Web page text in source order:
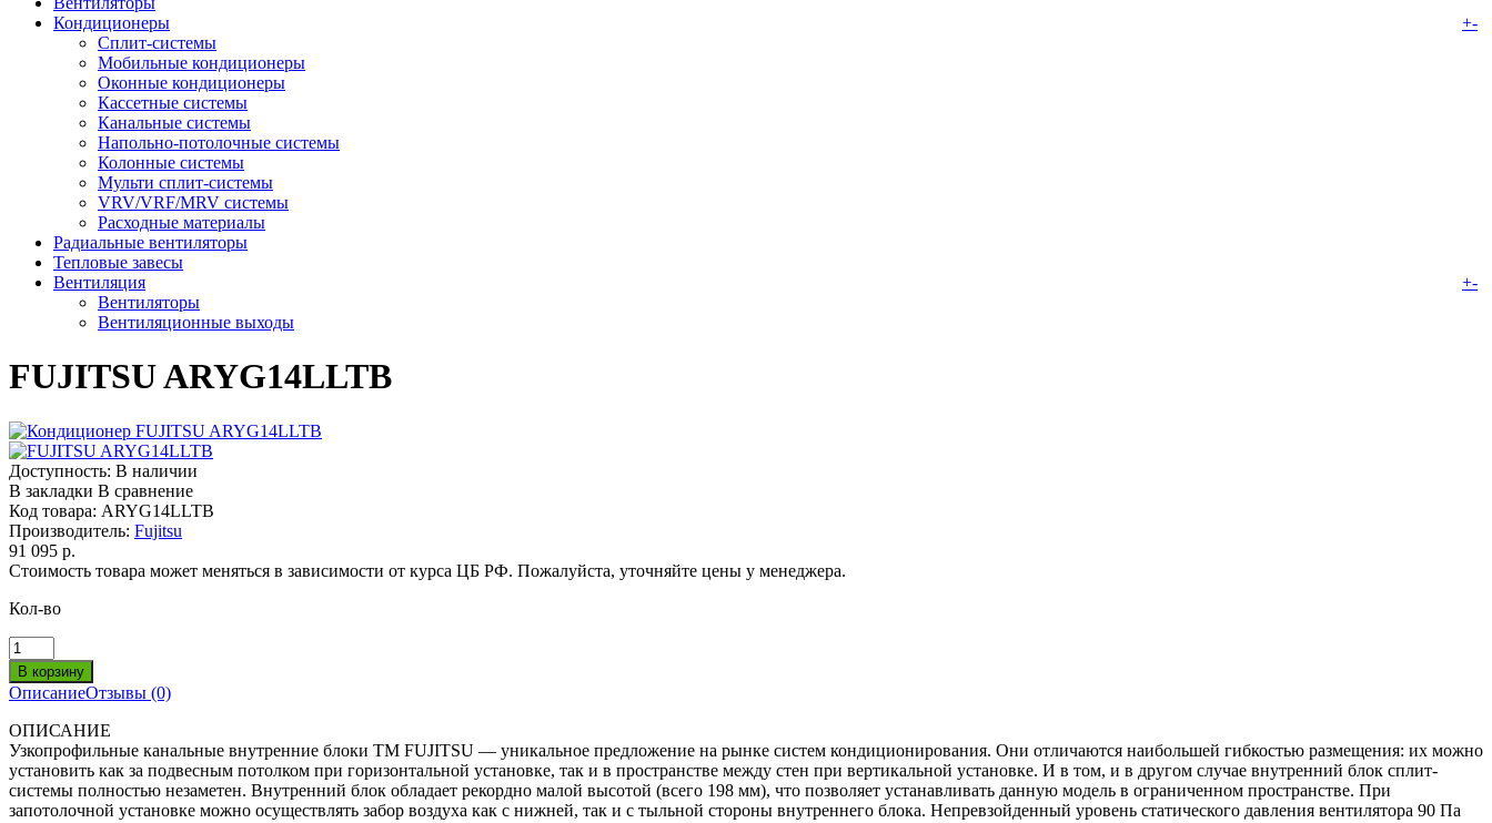
Кондиционеры
+-
Сплит-системы
Мобильные кондиционеры
Оконные кондиционеры
Кассетные системы
Канальные системы
Напольно-потолочные системы
Колонные системы
Мульти сплит-системы
VRV/VRF/MRV системы
Расходные материалы
Радиальные вентиляторы
Тепловые завесы
Вентиляция
+-
Вентиляторы
Вентиляционные выходы
FUJITSU ARYG14LLTB
Доступность: В наличии
В закладки В сравнение
Код товара: ARYG14LLTB
Производитель: Fujitsu
91 095 р.
Стоимость товара может меняться в зависимости от курса ЦБ РФ. Пожалуйста, уточняйте цены у менеджера.
Кол-во
ОписаниеОтзывы (0)
ОПИСАНИЕ
Узкопрофильные канальные внутренние блоки ТМ FUJITSU — уникальное предложение на рынке систем кондиционирования. Они отличаются наибольшей гибкостью размещения: их можно
установить как за подвесным потолком при горизонтальной установке, так и в пространстве между стен при вертикальной установке. И в том, и в другом случае внутренний блок сплит-
системы полностью незаметен. Внутренний блок обладает рекордно малой высотой (всего 198 мм), что позволяет устанавливать данную модель в ограниченном пространстве. При
запотолочной установке можно осуществлять забор воздуха как с нижней, так и с тыльной стороны внутреннего блока. Непревзойденный уровень статического давления вентилятора 90 Па